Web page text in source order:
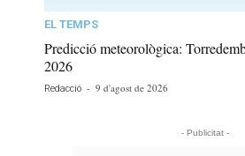
EL TEMPS
Predicció meteorològica:
2026
Redacció - 9 d'agost de 2026
- Publicitat -